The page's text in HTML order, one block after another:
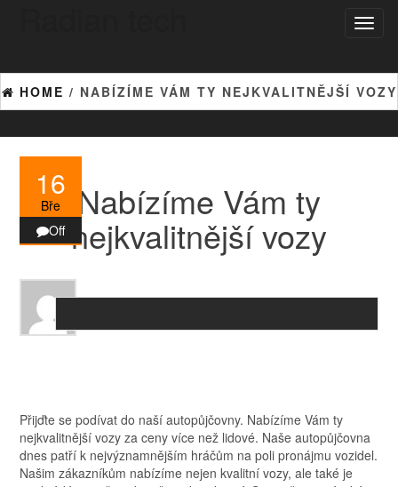
HOME / NABÍZÍME VÁM TY NEJKVALITNĚJŠÍ VOZY
16
Bře
Off
Nabízíme Vám ty
nejkvalitnější vozy
Přijďte se podívat do naší autopůjčovny. Nabízíme Vám ty
nejkvalitnější vozy za ceny více než lidové. Naše autopůjčovna
dnes patří k nejvýznamnějším hráčům na poli pronájmu vozidel.
Našim zákazníkům nabízíme nejen kvalitní vozy, ale také je